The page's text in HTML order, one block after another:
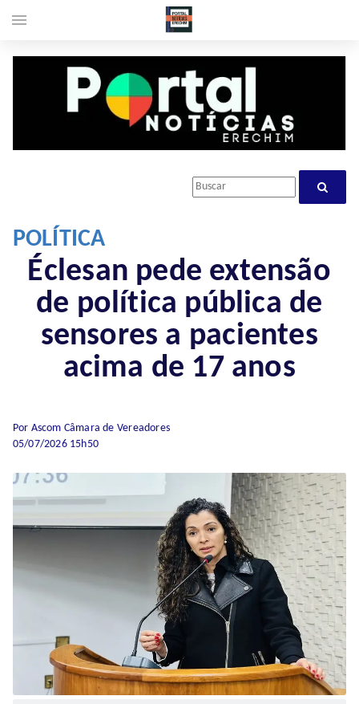
POLÍTICA
Éclesan pede extensão
de política pública de
sensores a pacientes
acima de 17 anos
Por Ascom Câmara de Vereadores
05/07/2026 15h50
menu